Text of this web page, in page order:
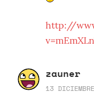
http://
zauner
13